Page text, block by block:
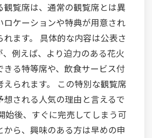
観覧席は、通常の観覧席とは異
ロケーションや特典が用意され
れます。 具体的な内容は公表さ
、例えば、より迫力のある花火
きる特等席や、飲食サービス付
えられます。 この特別な観覧席
想される人気の理由と言えるで
始後、すぐに完売してしまう可
から、興味のある方は早めの申